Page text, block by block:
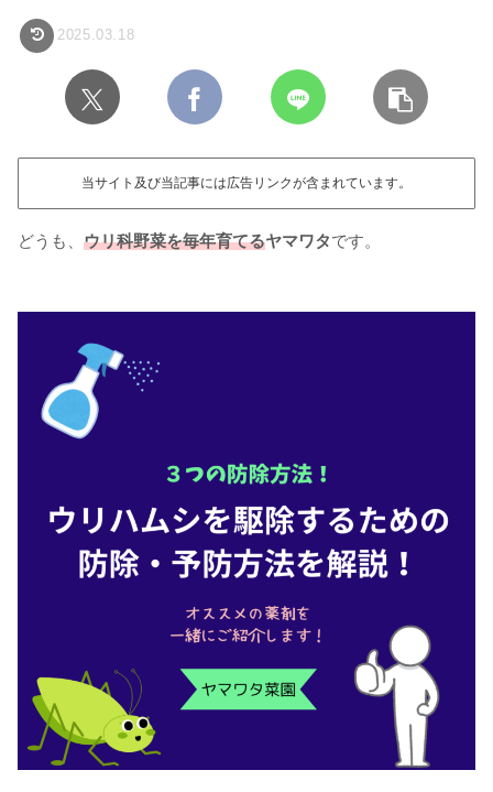
2025.03.18
当サイト及び当記事には広告リンクが含まれています。
どうも、 ウリ科野菜を毎年育てるヤマワタです。